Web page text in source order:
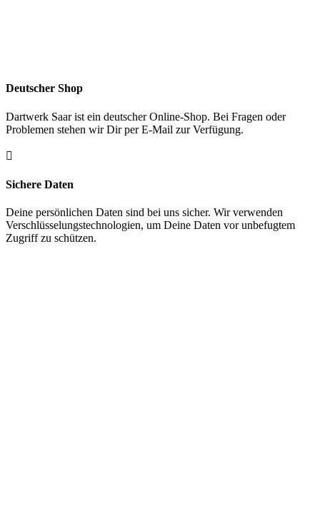
Deutscher Shop
Dartwerk Saar ist ein deutscher Online-Shop. Bei Fragen oder
Problemen stehen wir Dir per E-Mail zur Verfügung.

Sichere Daten
Deine persönlichen Daten sind bei uns sicher. Wir verwenden
Verschlüsselungstechnologien, um Deine Daten vor unbefugtem
Zugriff zu schützen.